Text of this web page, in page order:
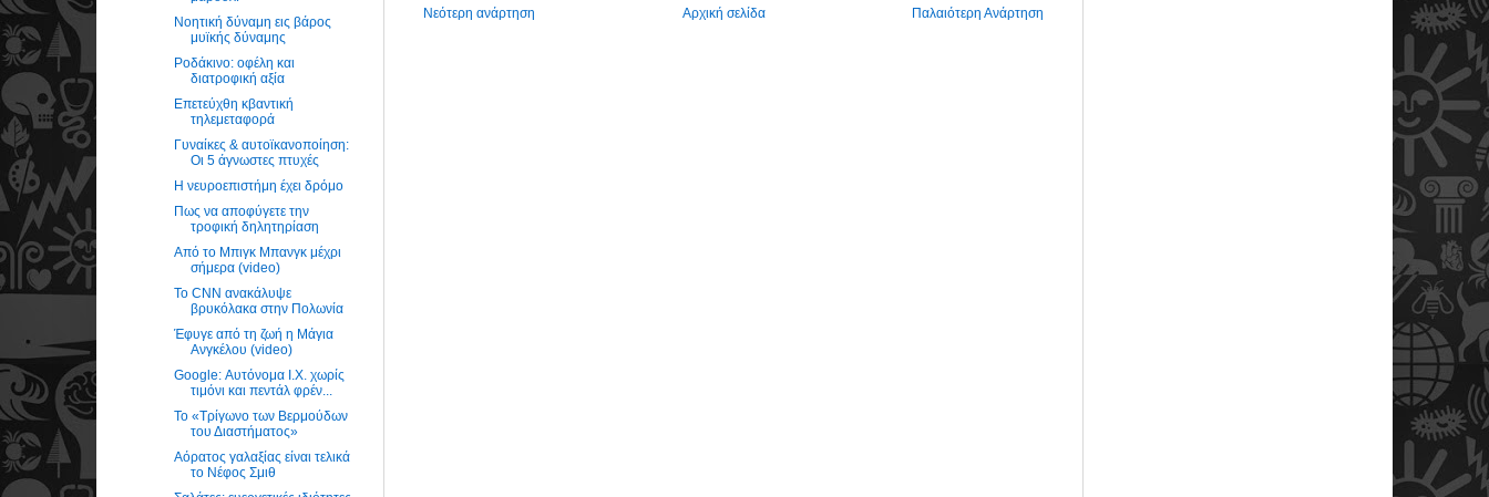
Νεότερη ανάρτηση Παλαιότερη Ανάρτηση
Αρχική σελίδα
Νοητική δύναμη εις βάρος
μυϊκής δύναμης
Ροδάκινο: οφέλη και
διατροφική αξία
Επετεύχθη κβαντική
τηλεμεταφορά
Γυναίκες & αυτοϊκανοποίηση:
Οι 5 άγνωστες πτυχές
Η νευροεπιστήμη έχει δρόμο
Πως να αποφύγετε την
τροφική δηλητηρίαση
Από το Μπιγκ Μπανγκ μέχρι
σήμερα (video)
Το CNN ανακάλυψε
βρυκόλακα στην Πολωνία
Έφυγε από τη ζωή η Μάγια
Ανγκέλου (video)
Google: Αυτόνομα I.X. χωρίς
τιμόνι και πεντάλ φρέν...
Το «Τρίγωνο των Βερμούδων
του Διαστήματος»
Αόρατος γαλαξίας είναι τελικά
το Νέφος Σμιθ